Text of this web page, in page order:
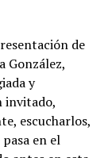
de
González,
y
invitado,
escucharlos,
en el